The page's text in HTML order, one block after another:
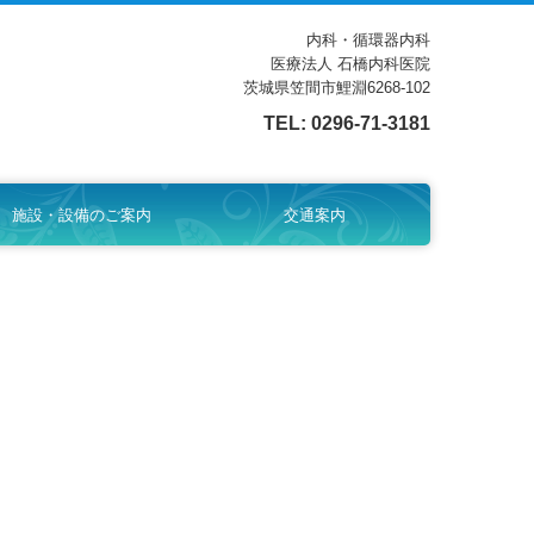
内科・循環器内科
医療法人 石橋内科医院
茨城県笠間市鯉淵6268-102
TEL: 0296-71-3181
施設・設備のご案内 交通案内